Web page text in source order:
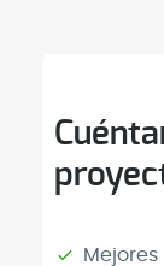
con